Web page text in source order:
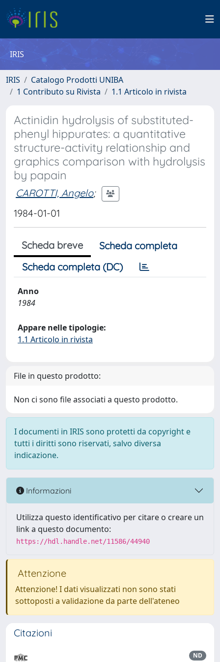
IRIS
IRIS
Catalogo Prodotti UNIBA
1 Contributo su Rivista
1.1 Articolo in rivista
Actinidin hydrolysis of substituted-
phenyl hippurates: a quantitative
structure-activity relationship and
graphics comparison with hydrolysis
by papain
CAROTTI, Angelo;
1984-01-01
Scheda breve
Scheda completa
Scheda completa (DC)
Anno
1984
Appare nelle tipologie:
1.1 Articolo in rivista
File in questo prodotto:
Non ci sono file associati a questo prodotto.
I documenti in IRIS sono protetti da copyright e
tutti i diritti sono riservati, salvo diversa
indicazione.
Informazioni
Utilizza questo identificativo per citare o creare un
link a questo documento:
https://hdl.handle.net/11586/44940
Attenzione
Attenzione! I dati visualizzati non sono stati
sottoposti a validazione da parte dell'ateneo
Citazioni
ND